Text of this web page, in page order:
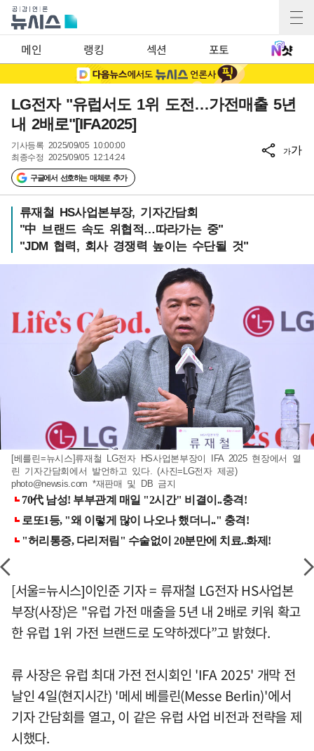
메인 랭킹 섹션 포토
LG전자 "유럽서도 1위 도전…가전매출 5년
내 2배로"[IFA2025]
기사등록 2025/09/05 10:00:00
최종수정 2025/09/05 12:14:24
구글에서 선호하는 매체로 추가
가가
류재철 HS사업본부장, 기자간담회
"中 브랜드 속도 위협적…따라가는 중"
"JDM 협력, 회사 경쟁력 높이는 수단될 것"
[베를린=뉴시스]류재철 LG전자 HS사업본부장이 IFA 2025 현장에서 열
린 기자간담회에서 발언하고 있다. (사진=LG전자 제공)
photo@newsis.com *재판매 및 DB 금지
[서울=뉴시스]이인준 기자 = 류재철 LG전자 HS사업본
부장(사장)은 "유럽 가전 매출을 5년 내 2배로 키워 확고
한 유럽 1위 가전 브랜드로 도약하겠다”고 밝혔다.
류 사장은 유럽 최대 가전 전시회인 'IFA 2025' 개막 전
날인 4일(현지시간) '메세 베를린(Messe Berlin)'에서
기자 간담회를 열고, 이 같은 유럽 사업 비전과 전략을 제
시했다.